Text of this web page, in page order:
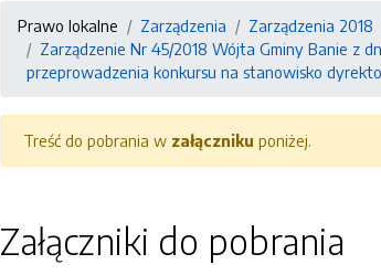
Prawo lokalne Zarządzenia
Zarządzenia 2018
Zarządzenie Nr 45/2018 Wójta Gminy Banie z
przeprowadzenia konkursu na stanowisko
Treść do pobrania w załączniku poniżej.
Załączniki do pobrania